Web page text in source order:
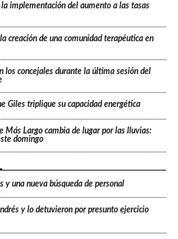
la implementación del aumento a las tasas
creación de una comunidad terapéutica en
los concejales durante la última sesión del
Giles triplique su capacidad energética
Más Largo cambia de lugar por las lluvias:
domingo
y una nueva búsqueda de personal
y lo detuvieron por presunto ejercicio